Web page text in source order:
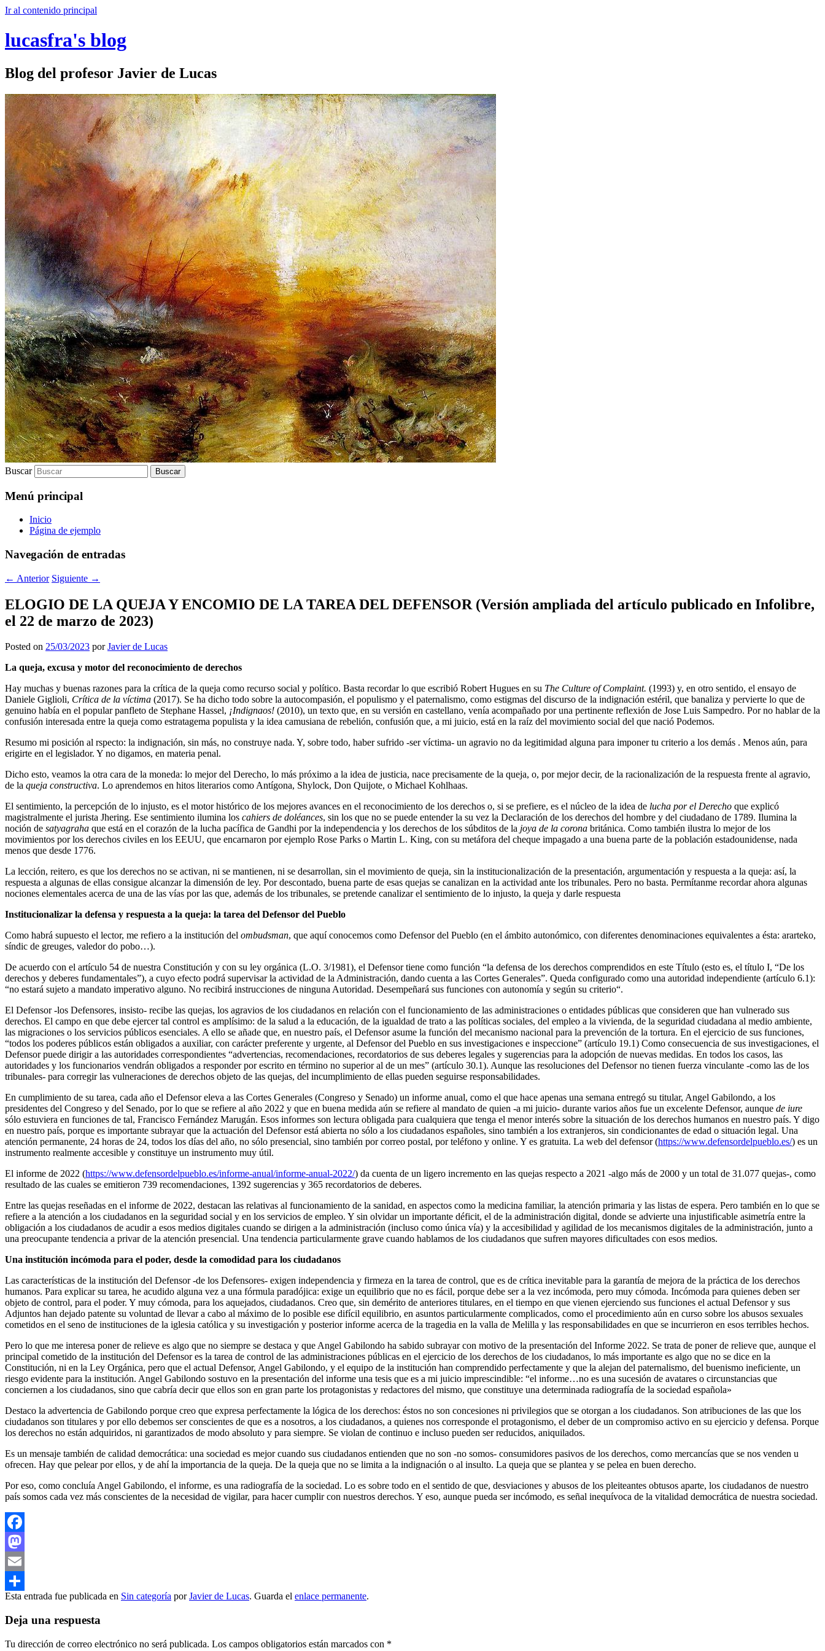
Ir al contenido principal
lucasfra's blog
Blog del profesor Javier de Lucas
Buscar
Menú principal
Inicio
Página de ejemplo
Navegación de entradas
← Anterior Siguiente →
ELOGIO DE LA QUEJA Y ENCOMIO DE LA TAREA DEL DEFENSOR (Versión ampliada del artículo publicado en Infolibre,
el 22 de marzo de 2023)
Posted on 25/03/2023 porJavier de Lucas
La queja, excusa y motor del reconocimiento de derechos
Hay muchas y buenas razones para la crítica de la queja como recurso social y político. Basta recordar lo que escribió Robert Hugues en su The Culture of Complaint. (1993) y, en otro sentido, el ensayo de
Daniele Giglioli, Crítica de la víctima (2017). Se ha dicho todo sobre la autocompasión, el populismo y el paternalismo, como estigmas del discurso de la indignación estéril, que banaliza y pervierte lo que de
genuino había en el popular panfleto de Stephane Hassel, ¡Indignaos! (2010), un texto que, en su versión en castellano, venía acompañado por una pertinente reflexión de Jose Luis Sampedro. Por no hablar de la
confusión interesada entre la queja como estratagema populista y la idea camusiana de rebelión, confusión que, a mi juicio, está en la raíz del movimiento social del que nació Podemos.
Resumo mi posición al rspecto: la indignación, sin más, no construye nada. Y, sobre todo, haber sufrido -ser víctima- un agravio no da legitimidad alguna para imponer tu criterio a los demás . Menos aún, para
erigirte en el legislador. Y no digamos, en materia penal.
Dicho esto, veamos la otra cara de la moneda: lo mejor del Derecho, lo más próximo a la idea de justicia, nace precisamente de la queja, o, por mejor decir, de la racionalización de la respuesta frente al agravio,
de la queja constructiva. Lo aprendemos en hitos literarios como Antígona, Shylock, Don Quijote, o Michael Kohlhaas.
El sentimiento, la percepción de lo injusto, es el motor histórico de los mejores avances en el reconocimiento de los derechos o, si se prefiere, es el núcleo de la idea de lucha por el Derecho que explicó
magistralmente el jurista Jhering. Ese sentimiento ilumina los cahiers de doléances, sin los que no se puede entender la su vez la Declaración de los derechos del hombre y del ciudadano de 1789. Ilumina la
noción de satyagraha que está en el corazón de la lucha pacífica de Gandhi por la independencia y los derechos de los súbditos de la joya de la corona británica. Como también ilustra lo mejor de los
movimientos por los derechos civiles en los EEUU, que encarnaron por ejemplo Rose Parks o Martin L. King, con su metáfora del cheque impagado a una buena parte de la población estadounidense, nada
menos que desde 1776.
La lección, reitero, es que los derechos no se activan, ni se mantienen, ni se desarrollan, sin el movimiento de queja, sin la institucionalización de la presentación, argumentación y respuesta a la queja: así, la
respuesta a algunas de ellas consigue alcanzar la dimensión de ley. Por descontado, buena parte de esas quejas se canalizan en la actividad ante los tribunales. Pero no basta. Permítanme recordar ahora algunas
nociones elementales acerca de una de las vías por las que, además de los tribunales, se pretende canalizar el sentimiento de lo injusto, la queja y darle respuesta
Institucionalizar la defensa y respuesta a la queja: la tarea del Defensor del Pueblo
Como habrá supuesto el lector, me refiero a la institución del ombudsman, que aquí conocemos como Defensor del Pueblo (en el ámbito autonómico, con diferentes denominaciones equivalentes a ésta: ararteko,
síndic de greuges, valedor do pobo…).
De acuerdo con el artículo 54 de nuestra Constitución y con su ley orgánica (L.O. 3/1981), el Defensor tiene como función “la defensa de los derechos comprendidos en este Título (esto es, el título I, “De los
derechos y deberes fundamentales”), a cuyo efecto podrá supervisar la actividad de la Administración, dando cuenta a las Cortes Generales”. Queda configurado como una autoridad independiente (artículo 6.1):
“no estará sujeto a mandato imperativo alguno. No recibirá instrucciones de ninguna Autoridad. Desempeñará sus funciones con autonomía y según su criterio“.
El Defensor -los Defensores, insisto- recibe las quejas, los agravios de los ciudadanos en relación con el funcionamiento de las administraciones o entidades públicas que consideren que han vulnerado sus
derechos. El campo en que debe ejercer tal control es amplísimo: de la salud a la educación, de la igualdad de trato a las políticas sociales, del empleo a la vivienda, de la seguridad ciudadana al medio ambiente,
las migraciones o los servicios públicos esenciales. A ello se añade que, en nuestro país, el Defensor asume la función del mecanismo nacional para la prevención de la tortura. En el ejercicio de sus funciones,
“todos los poderes públicos están obligados a auxiliar, con carácter preferente y urgente, al Defensor del Pueblo en sus investigaciones e inspeccione” (artículo 19.1) Como consecuencia de sus investigaciones, el
Defensor puede dirigir a las autoridades correspondientes “advertencias, recomendaciones, recordatorios de sus deberes legales y sugerencias para la adopción de nuevas medidas. En todos los casos, las
autoridades y los funcionarios vendrán obligados a responder por escrito en término no superior al de un mes” (artículo 30.1). Aunque las resoluciones del Defensor no tienen fuerza vinculante -como las de los
tribunales- para corregir las vulneraciones de derechos objeto de las quejas, del incumplimiento de ellas pueden seguirse responsabilidades.
En cumplimiento de su tarea, cada año el Defensor eleva a las Cortes Generales (Congreso y Senado) un informe anual, como el que hace apenas una semana entregó su titular, Angel Gabilondo, a los
presidentes del Congreso y del Senado, por lo que se refiere al año 2022 y que en buena medida aún se refiere al mandato de quien -a mi juicio- durante varios años fue un excelente Defensor, aunque de iure
sólo estuviera en funciones de tal, Francisco Fernández Marugán. Esos informes son lectura obligada para cualquiera que tenga el menor interés sobre la situación de los derechos humanos en nuestro país. Y digo
en nuestro país, porque es importante subrayar que la actuación del Defensor está abierta no sólo a los ciudadanos españoles, sino también a los extranjeros, sin condicionantes de edad o situación legal. Una
atención permanente, 24 horas de 24, todos los días del año, no sólo presencial, sino también por correo postal, por teléfono y online. Y es gratuita. La web del defensor (https://www.defensordelpueblo.es/) es un
instrumento realmente accesible y constituye un instrumento muy útil.
El informe de 2022 (https://www.defensordelpueblo.es/informe-anual/informe-anual-2022/) da cuenta de un ligero incremento en las quejas respecto a 2021 -algo más de 2000 y un total de 31.077 quejas-, como
resultado de las cuales se emitieron 739 recomendaciones, 1392 sugerencias y 365 recordatorios de deberes.
Entre las quejas reseñadas en el informe de 2022, destacan las relativas al funcionamiento de la sanidad, en aspectos como la medicina familiar, la atención primaria y las listas de espera. Pero también en lo que se
refiere a la atención a los ciudadanos en la seguridad social y en los servicios de empleo. Y sin olvidar un importante déficit, el de la administración digital, donde se advierte una injustificable asimetría entre la
obligación a los ciudadanos de acudir a esos medios digitales cuando se dirigen a la administración (incluso como única vía) y la accesibilidad y agilidad de los mecanismos digitales de la administración, junto a
una preocupante tendencia a privar de la atención presencial. Una tendencia particularmente grave cuando hablamos de los ciudadanos que sufren mayores dificultades con esos medios.
Una institución incómoda para el poder, desde la comodidad para los ciudadanos
Las características de la institución del Defensor -de los Defensores- exigen independencia y firmeza en la tarea de control, que es de crítica inevitable para la garantía de mejora de la práctica de los derechos
humanos. Para explicar su tarea, he acudido alguna vez a una fórmula paradójica: exige un equilibrio que no es fácil, porque debe ser a la vez incómoda, pero muy cómoda. Incómoda para quienes deben ser
objeto de control, para el poder. Y muy cómoda, para los aquejados, ciudadanos. Creo que, sin demérito de anteriores titulares, en el tiempo en que vienen ejerciendo sus funciones el actual Defensor y sus
Adjuntos han dejado patente su voluntad de llevar a cabo al máximo de lo posible ese difícil equilibrio, en asuntos particularmente complicados, como el procedimiento aún en curso sobre los abusos sexuales
cometidos en el seno de instituciones de la iglesia católica y su investigación y posterior informe acerca de la tragedia en la valla de Melilla y las responsabilidades en que se incurrieron en esos terribles hechos.
Pero lo que me interesa poner de relieve es algo que no siempre se destaca y que Angel Gabilondo ha sabido subrayar con motivo de la presentación del Informe 2022. Se trata de poner de relieve que, aunque el
principal cometido de la institución del Defensor es la tarea de control de las administraciones públicas en el ejercicio de los derechos de los ciudadanos, lo más importante es algo que no se dice en la
Constitución, ni en la Ley Orgánica, pero que el actual Defensor, Angel Gabilondo, y el equipo de la institución han comprendido perfectamente y que la alejan del paternalismo, del buenismo ineficiente, un
riesgo evidente para la institución. Angel Gabilondo sostuvo en la presentación del informe una tesis que es a mi juicio imprescindible: “el informe…no es una sucesión de avatares o circunstancias que
conciernen a los ciudadanos, sino que cabría decir que ellos son en gran parte los protagonistas y redactores del mismo, que constituye una determinada radiografía de la sociedad española»
Destaco la advertencia de Gabilondo porque creo que expresa perfectamente la lógica de los derechos: éstos no son concesiones ni privilegios que se otorgan a los ciudadanos. Son atribuciones de las que los
ciudadanos son titulares y por ello debemos ser conscientes de que es a nosotros, a los ciudadanos, a quienes nos corresponde el protagonismo, el deber de un compromiso activo en su ejercicio y defensa. Porque
los derechos no están adquiridos, ni garantizados de modo absoluto y para siempre. Se violan de continuo e incluso pueden ser reducidos, aniquilados.
Es un mensaje también de calidad democrática: una sociedad es mejor cuando sus ciudadanos entienden que no son -no somos- consumidores pasivos de los derechos, como mercancías que se nos venden u
ofrecen. Hay que pelear por ellos, y de ahí la importancia de la queja. De la queja que no se limita a la indignación o al insulto. La queja que se plantea y se pelea en buen derecho.
Por eso, como concluía Angel Gabilondo, el informe, es una radiografía de la sociedad. Lo es sobre todo en el sentido de que, desviaciones y abusos de los pleiteantes obtusos aparte, los ciudadanos de nuestro
país somos cada vez más conscientes de la necesidad de vigilar, para hacer cumplir con nuestros derechos. Y eso, aunque pueda ser incómodo, es señal inequívoca de la vitalidad democrática de nuestra sociedad.
Facebook
Mastodon
Email
Compartir
Esta entrada fue publicada en Sin categoría porJavier de Lucas. Guarda el enlace permanente.
Deja una respuesta
Tu dirección de correo electrónico no será publicada. Los campos obligatorios están marcados con *